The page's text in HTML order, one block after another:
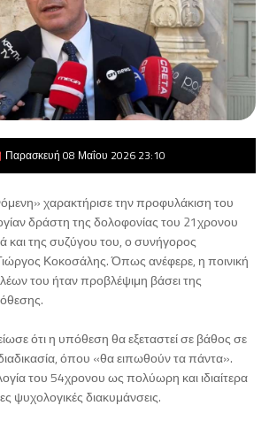
Παρασκευή 08 Μαΐου 2026 23:10
χαρακτήρισε την προφυλάκιση του
δράστη της δολοφονίας του 21χρονου
και της συζύγου του, ο συνήγορος
Κοκοσάλης. Όπως ανέφερε, η ποινική
του ήταν προβλέψιμη βάσει της
ότι η υπόθεση θα εξεταστεί σε βάθος σε
όπου «θα ειπωθούν τα πάντα».
του 54χρονου ως πολύωρη και ιδιαίτερα
ψυχολογικές διακυμάνσεις.